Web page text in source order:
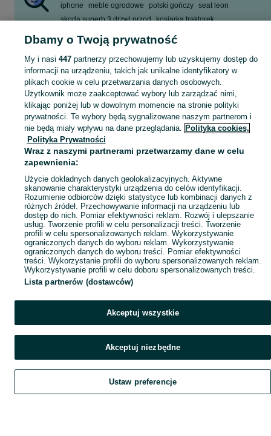
iphone meble ogrodowe polski gończy seat leon
skoda superb 3 drzwi przod kosiarka traktorek
zbiornik mauzer 1000l na wode pitną
Skorzystaj z największego serwisu ogłoszeniowego - Ropa i okolice! Kupuj to, czego pragniesz i sprzedawaj to, czego już nie potrzebujesz!
Mapa kategorii
Mapa miejscowości
Mapa ministron
Popularne wyszukiwania
Szukaj Obserwujesz Dodaj Czat Konto
Dbamy o Twoją prywatność
My i nasi 447partnerzy przechowujemy lub uzyskujemy dostęp do
informacji na urządzeniu, takich jak unikalne identyfikatory w
plikach cookie w celu przetwarzania danych osobowych.
Użytkownik może zaakceptować wybory lub zarządzać nimi,
klikając poniżej lub w dowolnym momencie na stronie polityki
prywatności. Te wybory będą sygnalizowane naszym partnerom i
nie będą miały wpływu na dane przeglądania. Polityka cookies,
Polityka Prywatności
Wraz z naszymi partnerami przetwarzamy dane w celu
zapewnienia:
Użycie dokładnych danych geolokalizacyjnych. Aktywne
skanowanie charakterystyki urządzenia do celów identyfikacji.
Rozumienie odbiorców dzięki statystyce lub kombinacji danych z
różnych źródeł. Przechowywanie informacji na urządzeniu lub
dostęp do nich. Pomiar efektywności reklam. Rozwój i ulepszanie
usług. Tworzenie profili w celu personalizacji treści. Tworzenie
profili w celu spersonalizowanych reklam. Wykorzystywanie
ograniczonych danych do wyboru reklam. Wykorzystywanie
ograniczonych danych do wyboru treści. Pomiar efektywności
treści. Wykorzystanie profili do wyboru spersonalizowanych reklam.
Wykorzystywanie profili w celu doboru spersonalizowanych treści.
Lista partnerów (dostawców)
Akceptuj wszystkie
Akceptuj niezbędne
Ustaw preferencje